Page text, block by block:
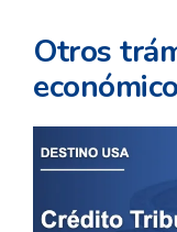
Otros